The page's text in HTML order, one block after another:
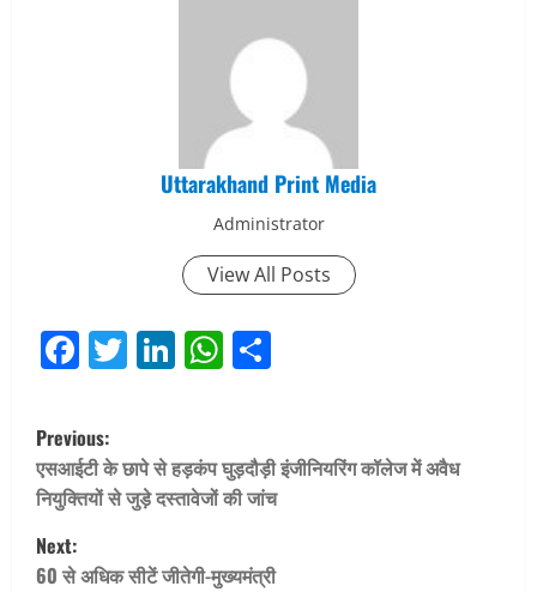
Uttarakhand Print Media
Administrator
View All Posts
Facebook
Twitter
LinkedIn
WhatsApp
P
o
s
t
Previous:
एसआईटी के छापे से हड़कंप घुड़दौड़ी इंजीनियरिंग कॉलेज में अवैध
नियुक्तियों से जुड़े दस्तावेजों की जांच
Next:
60 से अधिक सीटें जीतेगी-मुख्यमंत्री